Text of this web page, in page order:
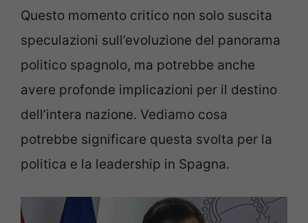
Questo momento critico non solo suscita
speculazioni sull’evoluzione del panorama
politico spagnolo, ma potrebbe anche
avere profonde implicazioni per il destino
dell’intera nazione. Vediamo cosa
potrebbe significare questa svolta per la
politica e la leadership in Spagna.